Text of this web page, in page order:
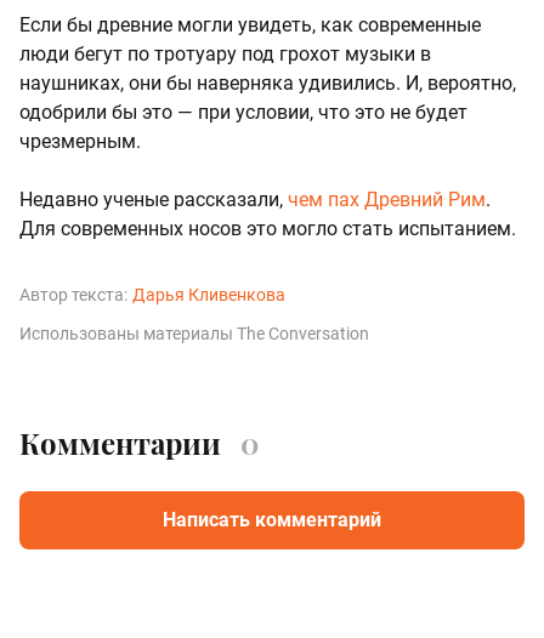
Если бы древние могли увидеть, как современные
люди бегут по тротуару под грохот музыки в
наушниках, они бы наверняка удивились. И, вероятно,
одобрили бы это — при условии, что это не будет
чрезмерным.
Недавно ученые рассказали, чем пах Древний Рим.
Для современных носов это могло стать испытанием.
Автор текста: Дарья Кливенкова
Использованы материалы The Conversation
Комментарии 0
Написать комментарий